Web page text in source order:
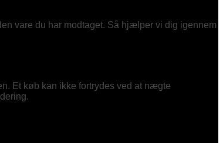
vare du har modtaget. Så hjælper vi dig igennem
Et køb kan ikke fortrydes ved at nægte